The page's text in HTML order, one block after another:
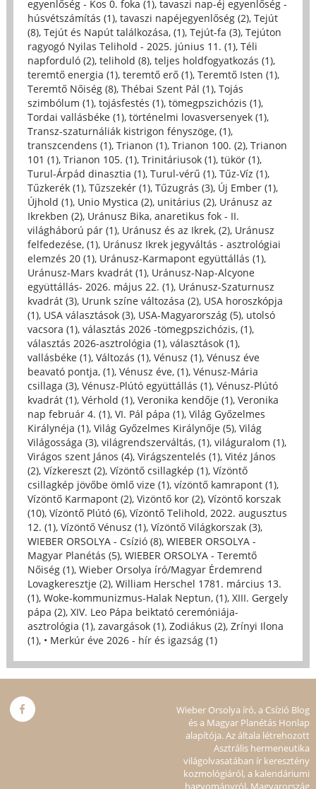
egyenlőség - Kos 0. foka (1), tavaszi nap-éj egyenlőség -
húsvétszámítás (1), tavaszi napéjegyenlőség (2), Tejút
(8), Tejút és Napút találkozása, (1), Tejút-fa (3), Tejúton
ragyogó Nyilas Telihold - 2025. június 11. (1), Téli
napforduló (2), telihold (8), teljes holdfogyatkozás (1),
teremtő energia (1), teremtő erő (1), Teremtő Isten (1),
Teremtő Nőiség (8), Thébai Szent Pál (1), Tojás
szimbólum (1), tojásfestés (1), tömegpszichózis (1),
Tordai vallásbéke (1), történelmi lovasversenyek (1),
Transz-szaturnáliák kistrigon fényszöge, (1),
transzcendens (1), Trianon (1), Trianon 100. (2), Trianon
101 (1), Trianon 105. (1), Trinitáriusok (1), tükör (1),
Turul-Árpád dinasztia (1), Turul-vérű (1), Tűz-Víz (1),
Tűzkerék (1), Tűzszekér (1), Tűzugrás (3), Új Ember (1),
Újhold (1), Unio Mystica (2), unitárius (2), Uránusz az
Ikrekben (2), Uránusz Bika, anaretikus fok - II.
világháború pár (1), Uránusz és az Ikrek, (2), Uránusz
felfedezése, (1), Uránusz Ikrek jegyváltás - asztrológiai
elemzés 20 (1), Uránusz-Karmapont együttállás (1),
Uránusz-Mars kvadrát (1), Uránusz-Nap-Alcyone
együttállás- 2026. május 22. (1), Uránusz-Szaturnusz
kvadrát (3), Urunk színe változása (2), USA horoszkópja
(1), USA választások (3), USA-Magyarország (5), utolsó
vacsora (1), választás 2026 -tömegpszichózis, (1),
választás 2026-asztrológia (1), választások (1),
vallásbéke (1), Változás (1), Vénusz (1), Vénusz éve
beavató pontja, (1), Vénusz éve, (1), Vénusz-Mária
csillaga (3), Vénusz-Plútó együttállás (1), Vénusz-Plútó
kvadrát (1), Vérhold (1), Veronika kendője (1), Veronika
nap február 4. (1), VI. Pál pápa (1), Világ Győzelmes
Királynéja (1), Világ Győzelmes Királynője (5), Világ
Világossága (3), világrendszerváltás, (1), világuralom (1),
Virágos szent János (4), Virágszentelés (1), Vitéz János
(2), Vízkereszt (2), Vízöntő csillagkép (1), Vízöntő
csillagkép jövőbe ömlő vize (1), vízöntő kamrapont (1),
Vízöntő Karmapont (2), Vizöntő kor (2), Vízöntő korszak
(10), Vízöntő Plútó (6), Vízöntő Telihold, 2022. augusztus
12. (1), Vízöntő Vénusz (1), Vízöntő Világkorszak (3),
WIEBER ORSOLYA - Csízió (8), WIEBER ORSOLYA -
Magyar Planétás (5), WIEBER ORSOLYA - Teremtő
Nőiség (1), Wieber Orsolya író/Magyar Érdemrend
Lovagkeresztje (2), William Herschel 1781. március 13.
(1), Woke-kommunizmus-Halak Neptun, (1), XIII. Gergely
pápa (2), XIV. Leo Pápa beiktató ceremóniája-
asztrológia (1), zavargások (1), Zodiákus (2), Zrínyi Ilona
(1), • Merkúr éve 2026 - hír és igazság (1)
Wieber Orsolya író, a Csízió Blog
és a Magyar Planétás Honlap
alapítója. Az általa létrehozott
Asztrális hermeneutika
világolvasatában ír keresztény
kozmológiáról, a kalendáriumi
hagyományról, Magyarország